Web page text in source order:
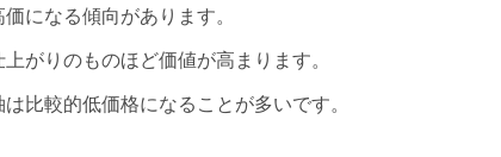
になる傾向があります。
がりのものほど価値が高まります。
比較的低価格になることが多いです。